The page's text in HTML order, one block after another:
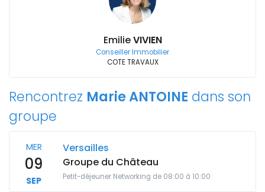
EmilieVIVIEN
Conseiller Immobilier
COTE TRAVAUX
Rencontrez Marie ANTOINE dans son
groupe
MER
09
SEP
Versailles
Groupe du Château
Petit-déjeuner Networking de 08:00 à 10:00